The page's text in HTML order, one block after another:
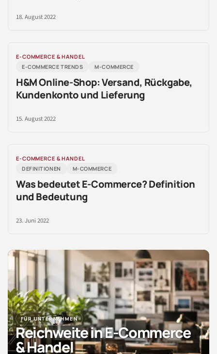
18. August 2022
E-COMMERCE & HANDEL
E-COMMERCE TRENDS
M-COMMERCE
H&M Online-Shop: Versand, Rückgabe,
Kundenkonto und Lieferung
15. August 2022
E-COMMERCE & HANDEL
DEFINITIONEN
M-COMMERCE
Was bedeutet E-Commerce? Definition
und Bedeutung
23. Juni 2022
FÜR UNTERNEHMEN
Reichweite in E-Commerce
& Handel